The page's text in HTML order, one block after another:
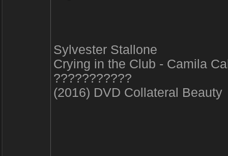
Sylvester Stallone
Crying in the Club - Camila
???????????
(2016) DVD Collateral Beauty